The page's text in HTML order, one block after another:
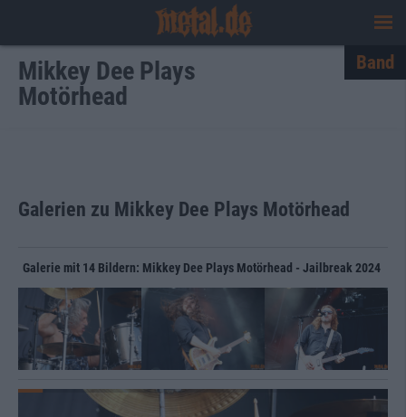
Mikkey Dee Plays
Motörhead
Band
Galerien zu Mikkey Dee Plays Motörhead
Galerie mit 14 Bildern: Mikkey Dee Plays Motörhead - Jailbreak 2024